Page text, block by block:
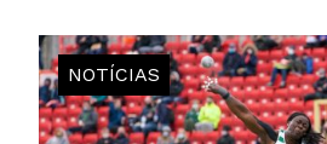
NOTÍCIAS